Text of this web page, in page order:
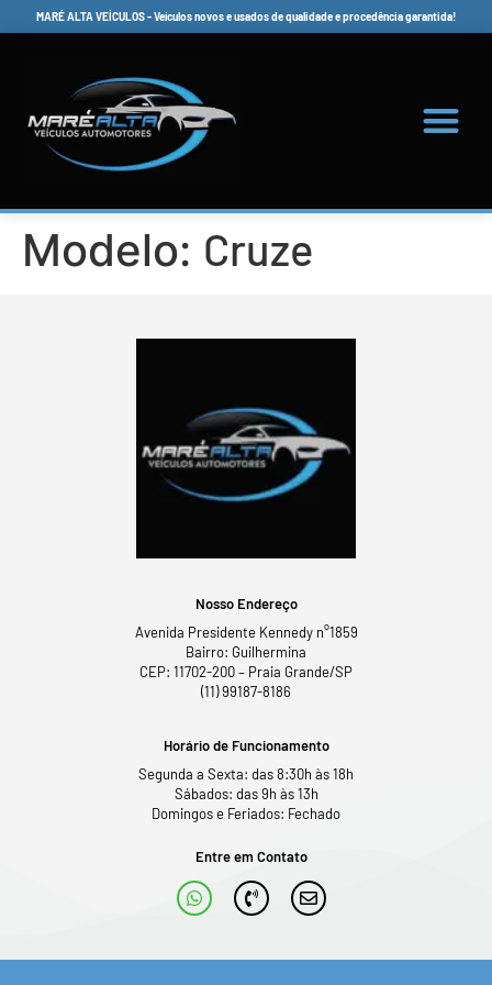
MARÉ ALTA VEÍCULOS - Veículos novos e usados de qualidade e procedência garantida!
Modelo: Cruze
Nosso Endereço
Avenida Presidente Kennedy n°1859
Bairro: Guilhermina
CEP: 11702-200 – Praia Grande/SP
(11) 99187-8186
Horário de Funcionamento
Segunda a Sexta: das 8:30h às 18h
Sábados: das 9h às 13h
Domingos e Feriados: Fechado
Entre em Contato